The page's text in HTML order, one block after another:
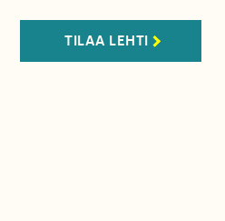
TILAA LEHTI